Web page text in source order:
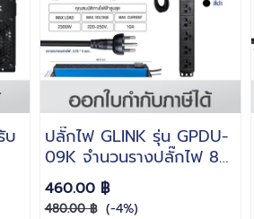
บ
ปลั๊กไฟ GLINK รุ่น GPDU-
09K จำนวนรางปลั๊กไฟ 8
ช่อง Overload ช่วยตัดไฟ
อัตโนมัติเมื่อใช้ไฟเกิน
460.00 ฿
480.00 ฿ (-4%)